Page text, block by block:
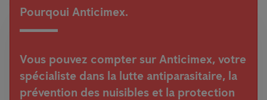
Pourqoui Anticimex.
Vous pouvez compter sur Anticimex, votre
spécialiste dans la lutte antiparasitaire, la
prévention des nuisibles et la protection